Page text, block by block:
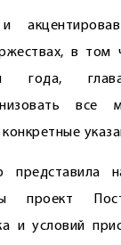
в том
года,
все
представила
проект
и условий